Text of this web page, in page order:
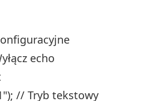
echo
// Tryb tekstowy